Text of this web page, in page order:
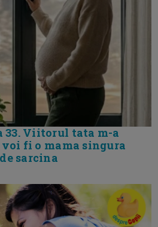
33. Viitorul tata m-a
fi o mama singura
sarcina